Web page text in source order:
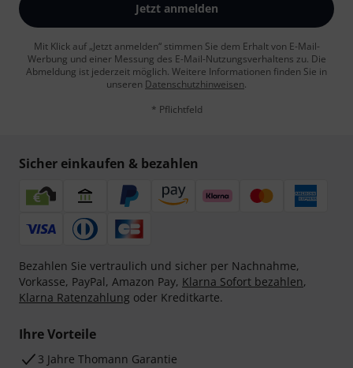
Jetzt anmelden
Mit Klick auf „Jetzt anmelden“ stimmen Sie dem Erhalt von E-Mail-
Werbung und einer Messung des E-Mail-Nutzungsverhaltens zu. Die
Abmeldung ist jederzeit möglich. Weitere Informationen finden Sie in
unseren Datenschutzhinweisen.
* Pflichtfeld
Sicher einkaufen & bezahlen
Bezahlen Sie vertraulich und sicher per Nachnahme,
Vorkasse, PayPal, Amazon Pay, Klarna Sofort bezahlen,
Klarna Ratenzahlung oder Kreditkarte.
Ihre Vorteile
3 Jahre Thomann Garantie